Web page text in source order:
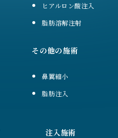
ヒアルロン酸注入
脂肪溶解注射
その他の施術
鼻翼縮小
脂肪注入
注入施術